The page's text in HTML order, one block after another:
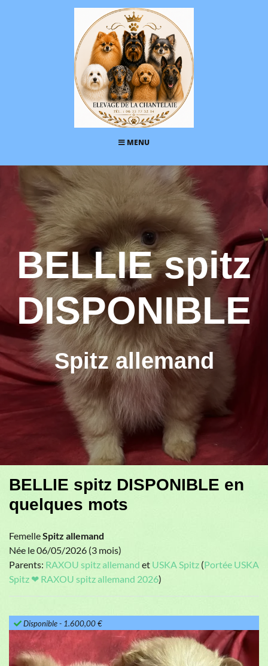
MENU
BELLIE spitz
DISPONIBLE
Spitz allemand
Disponible- 1.600,00 €
BELLIE spitz DISPONIBLE en
quelques mots
FemelleSpitz allemand
Née le 06/05/2026 (3 mois)
Parents: RAXOU spitz allemand et USKA Spitz (Portée USKA
Spitz ❤ RAXOU spitz allemand 2026)